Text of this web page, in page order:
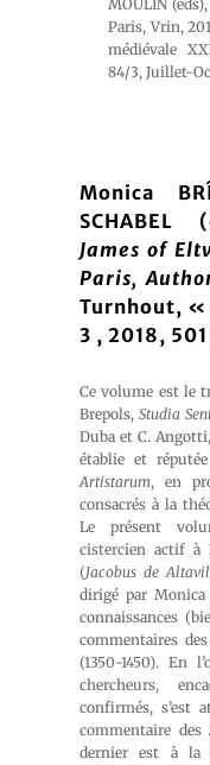
MOULIN (éds),
Paris, Vrin,
médiévale
84/3, Juillet-
Monica
SCHABEL
James of
Paris,
Turnhout, «
3 , 2018,
Ce volume est le
Brepols,Studia
Duba et C.
établie et
Artistarum, en
consacrés à la
Le présent
cistercien actif à
(Jacobus de
dirigé par
connaissances
commentaires des
(1350-1450). En
chercheurs,
confirmés, s’est
commentaire des
dernier est à la